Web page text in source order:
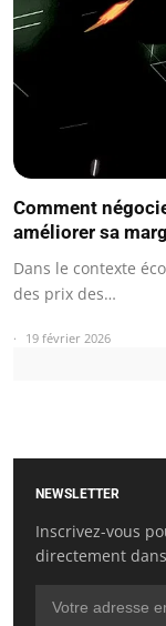
Comment
améliorer sa
Dans le contexte
des prix des…
19 février 2026
NEWSLETTER
Inscrivez-vous
directement